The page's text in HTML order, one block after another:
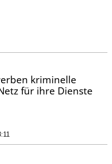
kriminelle
für ihre Dienste